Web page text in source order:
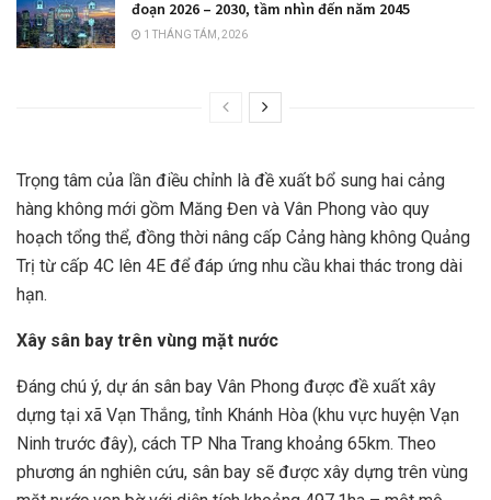
đoạn 2026 – 2030, tầm nhìn đến năm 2045
1 THÁNG TÁM, 2026
Trọng tâm của lần điều chỉnh là đề xuất bổ sung hai cảng
hàng không mới gồm Măng Đen và Vân Phong vào quy
hoạch tổng thể, đồng thời nâng cấp Cảng hàng không Quảng
Trị từ cấp 4C lên 4E để đáp ứng nhu cầu khai thác trong dài
hạn.
Xây sân bay trên vùng mặt nước
Đáng chú ý, dự án sân bay Vân Phong được đề xuất xây
dựng tại xã Vạn Thắng, tỉnh Khánh Hòa (khu vực huyện Vạn
Ninh trước đây), cách TP Nha Trang khoảng 65km. Theo
phương án nghiên cứu, sân bay sẽ được xây dựng trên vùng